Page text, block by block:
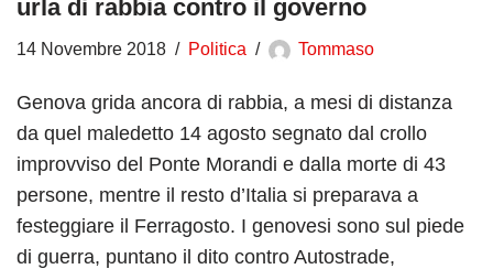
urla di rabbia contro il governo
14 Novembre 2018 Politica Tommaso
Genova grida ancora di rabbia, a mesi di distanza
da quel maledetto 14 agosto segnato dal crollo
improvviso del Ponte Morandi e dalla morte di 43
persone, mentre il resto d’Italia si preparava a
festeggiare il Ferragosto. I genovesi sono sul piede
di guerra, puntano il dito contro Autostrade,